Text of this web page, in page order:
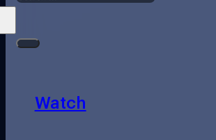
Watch